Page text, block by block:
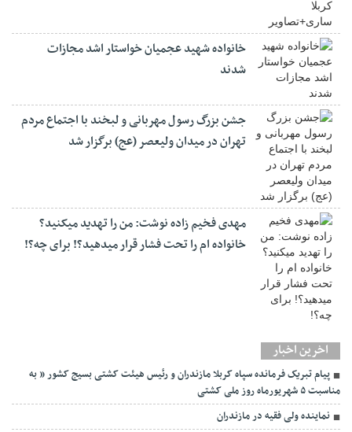
خانواده شهید عجمیان خواستار اشد مجازات
شدند
جشن بزرگ رسول مهربانی و لبخند با اجتماع مردم
تهران در میدان ولیعصر (عج) برگزار شد
مهدی فخیم زاده نوشت: من را تهدید میکنید؟
خانواده ام را‌ تحت فشار قرار میدهید؟! برای چه؟!
اخرین اخبار
پیام تبریک فرمانده سپاه کربلا مازندران و رئیس هیئت کشتی بسیج کشور ” به
مناسبت ۵ شهریورماه روز ملی کشتی
نماينده ولی فقیه در مازندران